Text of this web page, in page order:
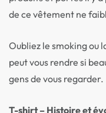
de ce vêtement ne
Oubliez le smoking ou
peut vous rendre si
gens de vous regarder.
T-shirt – Histoire et